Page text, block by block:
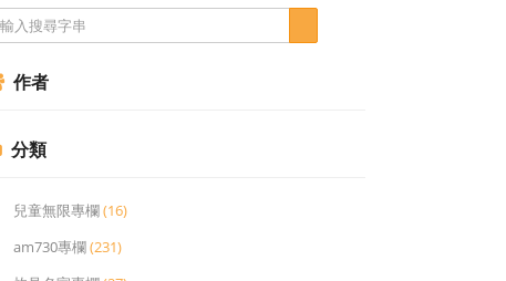
作者
分類
兒童無限專欄(16)
am730專欄(231)